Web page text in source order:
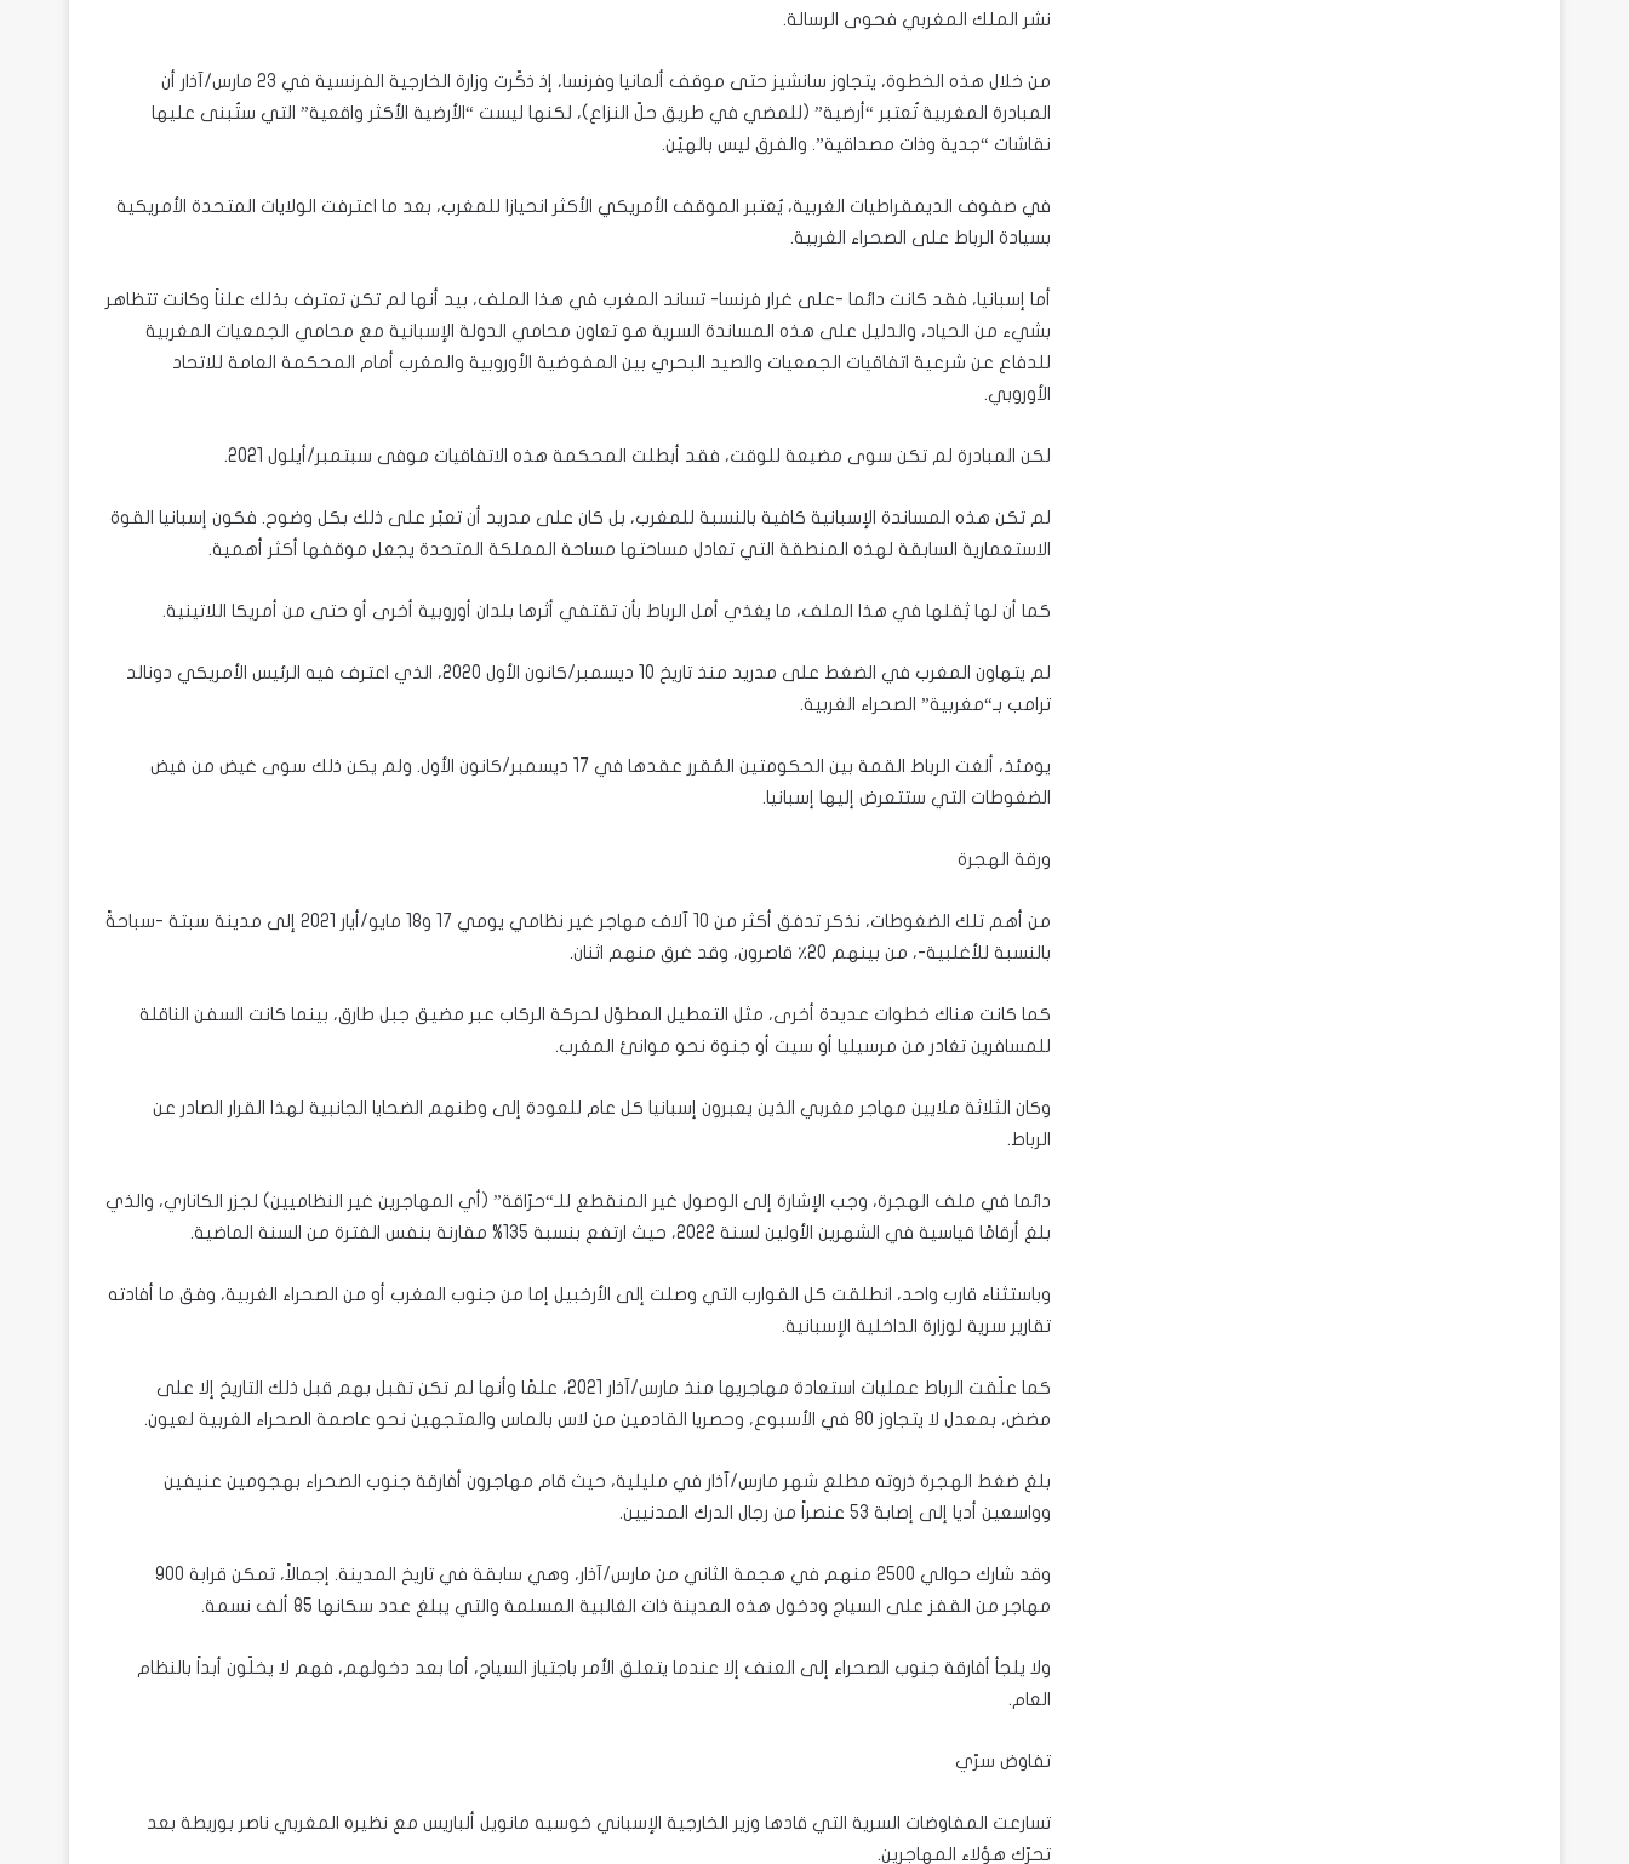
نشر الملك المغربي فحوى الرسالة.
من خلال هذه الخطوة، يتجاوز سانشيز حتى موقف ألمانيا وفرنسا، إذ ذكّرت وزارة الخارجية الفرنسية في 23 مارس/آذار أن
المبادرة المغربية تُعتبر “أرضية” (للمضي في طريق حلّ النزاع)، لكنها ليست “الأرضية الأكثر واقعية” التي ستُبنى عليها
نقاشات “جدية وذات مصداقية”. والفرق ليس بالهيّن.
في صفوف الديمقراطيات الغربية، يُعتبر الموقف الأمريكي الأكثر انحيازا للمغرب، بعد ما اعترفت الولايات المتحدة الأمريكية
بسيادة الرباط على الصحراء الغربية.
أما إسبانيا، فقد كانت دائما -على غرار فرنسا- تساند المغرب في هذا الملف، بيد أنها لم تكن تعترف بذلك علناَ وكانت تتظاهر
بشيء من الحياد، والدليل على هذه المساندة السرية هو تعاون محامي الدولة الإسبانية مع محامي الجمعيات المغربية
للدفاع عن شرعية اتفاقيات الجمعيات والصيد البحري بين المفوضية الأوروبية والمغرب أمام المحكمة العامة للاتحاد
الأوروبي.
لكن المبادرة لم تكن سوى مضيعة للوقت، فقد أبطلت المحكمة هذه الاتفاقيات موفى سبتمبر/أيلول 2021.
لم تكن هذه المساندة الإسبانية كافية بالنسبة للمغرب، بل كان على مدريد أن تعبّر على ذلك بكل وضوح. فكون إسبانيا القوة
الاستعمارية السابقة لهذه المنطقة التي تعادل مساحتها مساحة المملكة المتحدة يجعل موقفها أكثر أهمية.
كما أن لها ثِقلها في هذا الملف، ما يغذي أمل الرباط بأن تقتفي أثرها بلدان أوروبية أخرى أو حتى من أمريكا اللاتينية.
لم يتهاون المغرب في الضغط على مدريد منذ تاريخ 10 ديسمبر/كانون الأول 2020، الذي اعترف فيه الرئيس الأمريكي دونالد
ترامب بـ“مغربية” الصحراء الغربية.
يومئذ، ألغت الرباط القمة بين الحكومتين المُقرر عقدها في 17 ديسمبر/كانون الأول. ولم يكن ذلك سوى غيض من فيض
الضغوطات التي ستتعرض إليها إسبانيا.
ورقة الهجرة
من أهم تلك الضغوطات، نذكر تدفق أكثر من 10 آلاف مهاجر غير نظامي يومي 17 و18 مايو/أيار 2021 إلى مدينة سبتة -سباحةً
بالنسبة للأغلبية-، من بينهم 20٪ قاصرون، وقد غرق منهم اثنان.
كما كانت هناك خطوات عديدة أخرى، مثل التعطيل المطوّل لحركة الركاب عبر مضيق جبل طارق، بينما كانت السفن الناقلة
للمسافرين تغادر من مرسيليا أو سيت أو جنوة نحو موانئ المغرب.
وكان الثلاثة ملايين مهاجر مغربي الذين يعبرون إسبانيا كل عام للعودة إلى وطنهم الضحايا الجانبية لهذا القرار الصادر عن
الرباط.
دائما في ملف الهجرة، وجب الإشارة إلى الوصول غير المنقطع للـ“حرّاقة” (أي المهاجرين غير النظاميين) لجزر الكاناري، والذي
بلغ أرقامًا قياسية في الشهرين الأولين لسنة 2022، حيث ارتفع بنسبة 135% مقارنة بنفس الفترة من السنة الماضية.
وباستثناء قارب واحد، انطلقت كل القوارب التي وصلت إلى الأرخبيل إما من جنوب المغرب أو من الصحراء الغربية، وفق ما أفادته
تقارير سرية لوزارة الداخلية الإسبانية.
كما علّقت الرباط عمليات استعادة مهاجريها منذ مارس/آذار 2021، علمًا وأنها لم تكن تقبل بهم قبل ذلك التاريخ إلا على
مضض، بمعدل لا يتجاوز 80 في الأسبوع، وحصريا القادمين من لاس بالماس والمتجهين نحو عاصمة الصحراء الغربية لعيون.
بلغ ضغط الهجرة ذروته مطلع شهر مارس/آذار في مليلية، حيث قام مهاجرون أفارقة جنوب الصحراء بهجومين عنيفين
وواسعين أديا إلى إصابة 53 عنصراً من رجال الدرك المدنيين.
وقد شارك حوالي 2500 منهم في هجمة الثاني من مارس/آذار، وهي سابقة في تاريخ المدينة. إجمالاً، تمكن قرابة 900
مهاجر من القفز على السياج ودخول هذه المدينة ذات الغالبية المسلمة والتي يبلغ عدد سكانها 85 ألف نسمة.
ولا يلجأ أفارقة جنوب الصحراء إلى العنف إلا عندما يتعلق الأمر باجتياز السياج، أما بعد دخولهم، فهم لا يخلّون أبداً بالنظام
العام.
تفاوض سرّي
تسارعت المفاوضات السرية التي قادها وزير الخارجية الإسباني خوسيه مانويل ألباريس مع نظيره المغربي ناصر بوريطة بعد
تحرّك هؤلاء المهاجرين.